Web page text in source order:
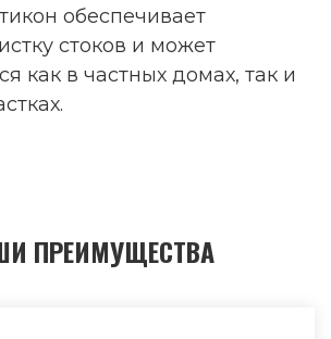
обеспечивает
стоков и может
как в частных домах, так и
ПРЕИМУЩЕСТВА